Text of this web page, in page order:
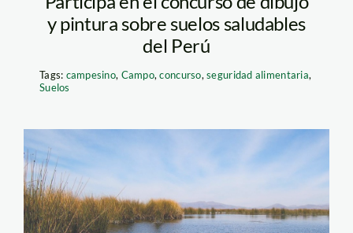
y pintura sobre suelos saludables
del Perú
Tags: campesino, Campo,concurso,seguridad alimentaria,
Suelos
Humedales-SPDA-
Manglares